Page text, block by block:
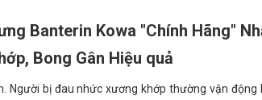
Banterin Kowa "Chính Hãng"
Bong Gân Hiệu quả
Người bị đau nhức xương khớp thường vận động